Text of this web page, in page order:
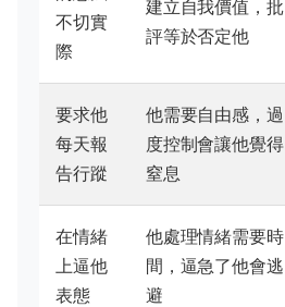
不切實
際
建立自我價值，批
評等於否定他
要求他
每天報
告行蹤
他需要自由感，過
度控制會讓他覺得
窒息
在情緒
上逼他
表態
他處理情緒需要時
間，逼急了他會逃
避